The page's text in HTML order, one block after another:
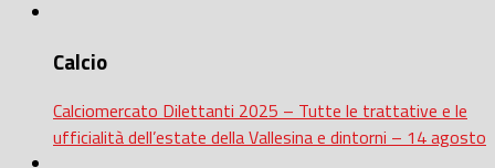
Calcio
Calciomercato Dilettanti 2025 – Tutte le trattative e le
ufficialità dell’estate della Vallesina e dintorni – 14 agosto